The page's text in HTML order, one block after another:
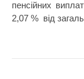
пенсійних
2,07 % від